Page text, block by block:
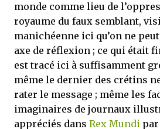
monde comme lieu de
royaume du faux semblant,
manichéenne ici qu’on ne
axe de réflexion ; ce qui était
est tracé ici à suffisamment
même le dernier des crétins
rater le message ; même les
imaginaires de journaux
appréciés dans Rex Mundi